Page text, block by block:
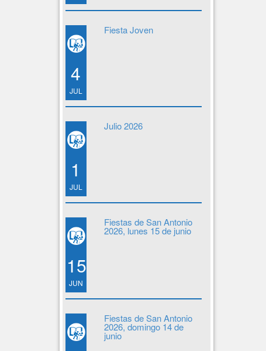
4
JUL
Fiesta Joven
1
JUL
Julio 2026
15
JUN
Fiestas de San Antonio
2026, lunes 15 de junio
Fiestas de San Antonio
2026, domingo 14 de
junio